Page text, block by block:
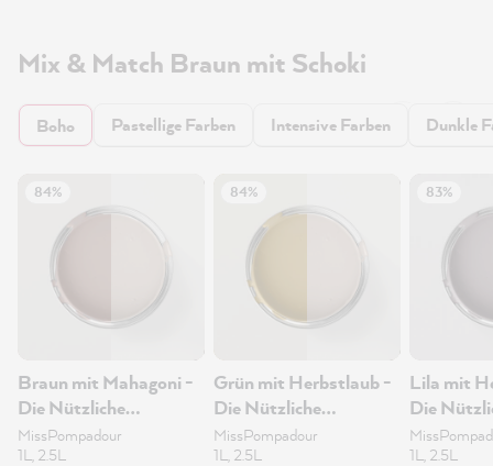
Mix & Match Braun mit Schoki
Boho Pastellige Farben Intensive Farben Dunkle
84%
Braun mit Mahagoni -
Die Nützliche
Wandfarbe 1L
MissPompadour
1L, 2.5L
84%
Grün mit Herbstlaub -
Die Nützliche
Wandfarbe 1L
MissPompadour
1L, 2.5L
83%
Lila mit
Die
1L, 2.5L